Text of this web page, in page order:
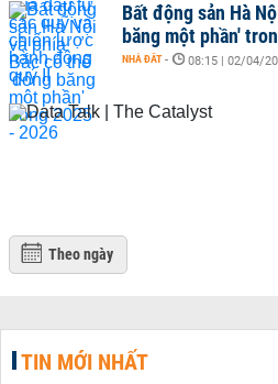
Bất động sản Hà
băng một phần'
NHÀ ĐẤT - 08:15 | 02/04/
Theo ngày
TIN MỚI NHẤT